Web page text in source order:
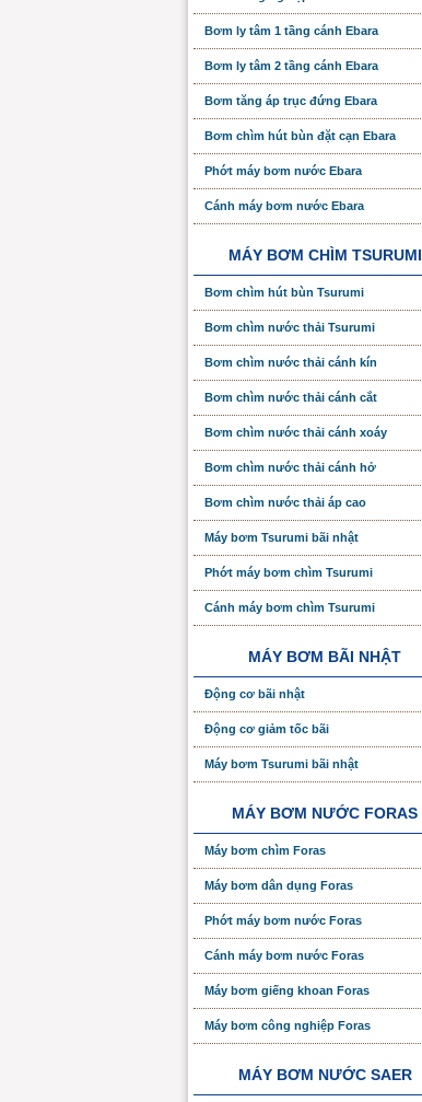
Bơm ly tâm 1 tầng cánh Ebara
Bơm ly tâm 2 tầng cánh Ebara
Bơm tăng áp trục đứng Ebara
Bơm chìm hút bùn đặt cạn Ebara
Phớt máy bơm nước Ebara
Cánh máy bơm nước Ebara
MÁY BƠM CHÌM TSURUMI
Bơm chìm hút bùn Tsurumi
Bơm chìm nước thải Tsurumi
Bơm chìm nước thải cánh kín
Bơm chìm nước thải cánh cắt
Bơm chìm nước thải cánh xoáy
Bơm chìm nước thải cánh hở
Bơm chìm nước thải áp cao
Máy bơm Tsurumi bãi nhật
Phớt máy bơm chìm Tsurumi
Cánh máy bơm chìm Tsurumi
MÁY BƠM BÃI NHẬT
Động cơ bãi nhật
Động cơ giảm tốc bãi
Máy bơm Tsurumi bãi nhật
MÁY BƠM NƯỚC FORAS
Máy bơm chìm Foras
Máy bơm dân dụng Foras
Phớt máy bơm nước Foras
Cánh máy bơm nước Foras
Máy bơm giếng khoan Foras
Máy bơm công nghiệp Foras
MÁY BƠM NƯỚC SAER